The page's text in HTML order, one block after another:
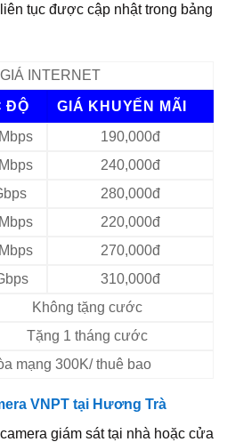
tục được cập nhật trong bảng
INTERNET
ĐỘ
GIÁ KHUYẾN MÃI
190,000đ
240,000đ
280,000đ
220,000đ
270,000đ
310,000đ
Không tặng cước
Tặng 1 tháng cước
mạng 300K/ thuê bao
VNPT tại Hương Trà
giám sát tại nhà hoặc cửa